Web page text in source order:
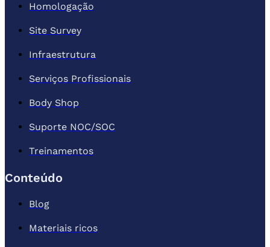
Homologação
Site Survey
Infraestrutura
Serviços Profissionais
Body Shop
Suporte NOC/SOC
Treinamentos
Conteúdo
Blog
Materiais ricos